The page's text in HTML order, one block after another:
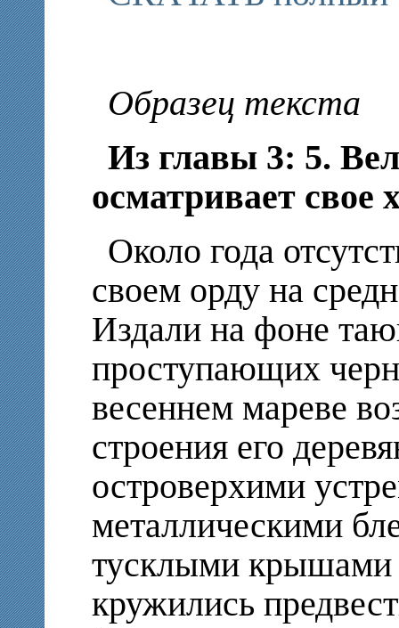
Образец текста
Из главы 3: 5.
осматривает свое
Около года
своем орду на
Издали на фоне
проступающих
весеннем мареве
строения его
островерхими
металлическими
тусклыми крышами
кружились